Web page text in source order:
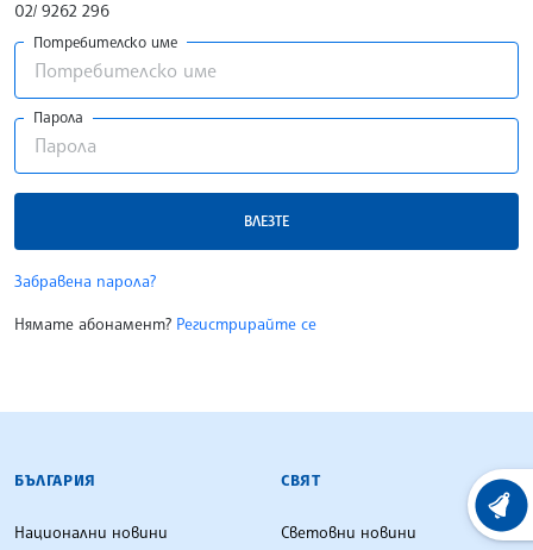
02/ 9262 296
Потребителско име
Парола
ВЛЕЗТЕ
Забравена парола?
Нямате абонамент? Регистрирайте се
БЪЛГАРСКА ТЕЛЕГРАФНА АГЕНЦИЯ
БЪЛГАРИЯ
Национални новини
СВЯТ
Световни новини